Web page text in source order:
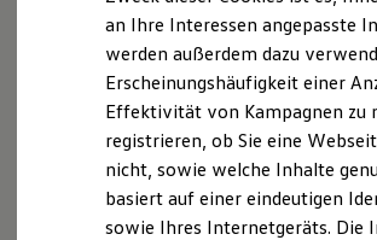
Der ID.7 Tourer
Der ID.7 GTX Tourer
Der neue ID. Cross
Elektrofahrzeugkonzepte
ID. EVERY1
Reichweite
Reichweite der ID. Modelle
Reichweite im Winter
Rekuperation
Probefahrt vereinbaren
Fahrzeugangebot anfordern
an Ihre Interessen angepasste
werden außerdem dazu
Erscheinungshäufigkeit einer
Effektivität von Kampagnen zu
registrieren, ob Sie eine
nicht, sowie welche Inhalte
basiert auf einer eindeutigen
sowie Ihres Internetgeräts.